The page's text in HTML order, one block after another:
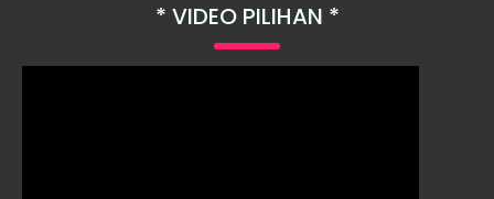
VIDEO PILIHAN